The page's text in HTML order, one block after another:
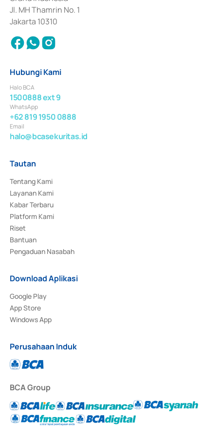
Jl. MH Thamrin No. 1
Jakarta 10310
Hubungi Kami
Halo BCA
1500888 ext 9
WhatsApp
+62 819 1950 0888
Email
halo@bcasekuritas.id
Tautan
Tentang Kami
Layanan Kami
Kabar Terbaru
Platform Kami
Riset
Bantuan
Pengaduan Nasabah
Download Aplikasi
Google Play
App Store
Windows App
Perusahaan Induk
BCA Group